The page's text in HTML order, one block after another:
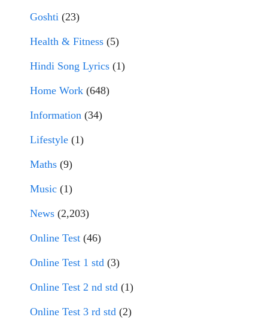
Goshti (23)
Health & Fitness (5)
Hindi Song Lyrics (1)
Home Work (648)
Information (34)
Lifestyle (1)
Maths (9)
Music (1)
News (2,203)
Online Test (46)
Online Test 1 std (3)
Online Test 2 nd std (1)
Online Test 3 rd std (2)